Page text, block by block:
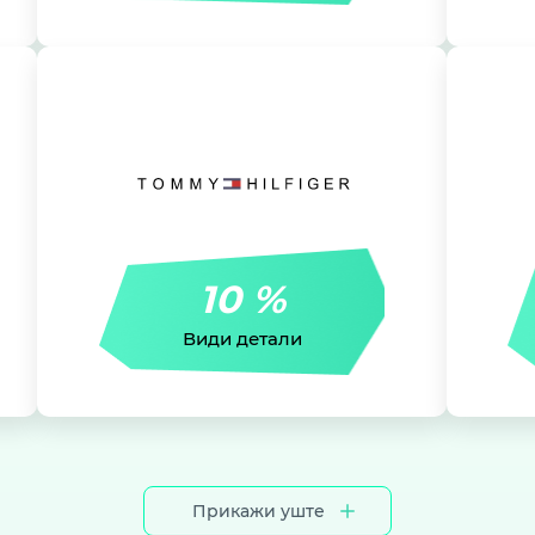
10 %
Види детали
10 % на утврдената цена во Skopje City
Mall и East Gate Mall
Не важи за производи на промоција
10 %
Не
Прикажи уште